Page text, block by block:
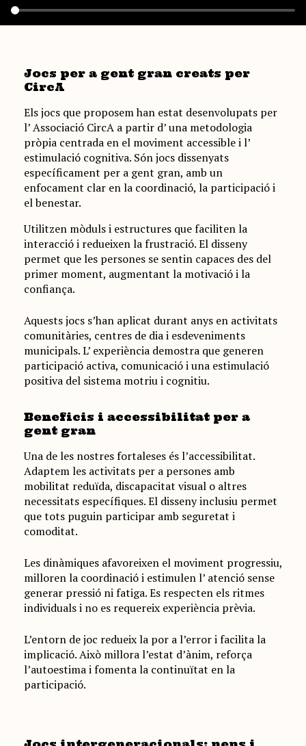
Jocs per a gent gran creats per
CircA
Els jocs que proposem han estat desenvolupats per
l’ Associació CircA a partir d’ una metodologia
pròpia centrada en el moviment accessible i l’
estimulació cognitiva. Són jocs dissenyats
específicament per a gent gran, amb un
enfocament clar en la coordinació, la participació i
el benestar.
Utilitzen mòduls i estructures que faciliten la
interacció i redueixen la frustració. El disseny
permet que les persones se sentin capaces des del
primer moment, augmentant la motivació i la
confiança.
Aquests jocs s’han aplicat durant anys en activitats
comunitàries, centres de dia i esdeveniments
municipals. L’ experiència demostra que generen
participació activa, comunicació i una estimulació
positiva del sistema motriu i cognitiu.
Beneficis i accessibilitat per a
gent gran
Una de les nostres fortaleses és l’accessibilitat.
Adaptem les activitats per a persones amb
mobilitat reduïda, discapacitat visual o altres
necessitats específiques. El disseny inclusiu permet
que tots puguin participar amb seguretat i
comoditat.
Les dinàmiques afavoreixen el moviment progressiu,
milloren la coordinació i estimulen l’ atenció sense
generar pressió ni fatiga. Es respecten els ritmes
individuals i no es requereix experiència prèvia.
L’entorn de joc redueix la por a l’error i facilita la
implicació. Això millora l’estat d’ànim, reforça
l’autoestima i fomenta la continuïtat en la
participació.